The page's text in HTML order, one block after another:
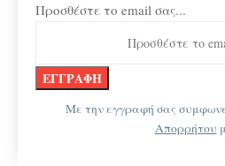
Προσθέστε το email σας...
Με την εγγραφή σας
Απορρήτου